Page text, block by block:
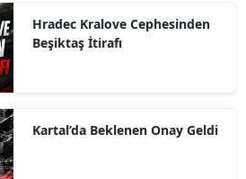
Hradec Kralove Cephesinden
Beşiktaş İtirafı
Kartal’da Beklenen Onay Geldi